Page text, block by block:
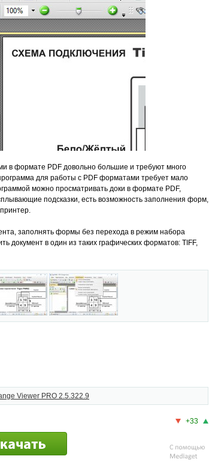
в формате PDF довольно большие и требуют много
для работы с PDF форматами требует мало
можно просматривать доки в формате PDF,
подсказки, есть возможность заполнения форм,
заполнять формы без перехода в режим набора
документ в один из таких графических форматов: TIFF,
Viewer PRO 2.5.322.9
+33